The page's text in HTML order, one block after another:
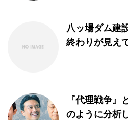
八ッ場ダム建
終わりが見え
『代理戦争』
のように分析